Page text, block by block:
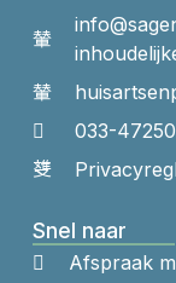
033-
Snel naar
Afspraak